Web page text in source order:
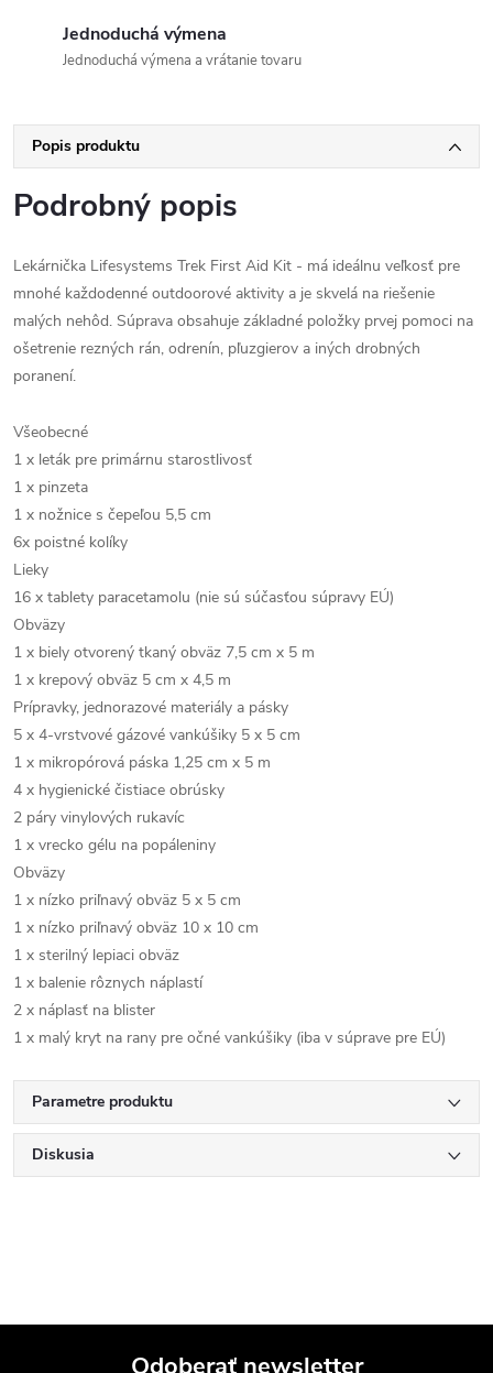
Jednoduchá výmena
Jednoduchá výmena a vrátanie tovaru
Popis produktu
Podrobný popis
Lekárnička Lifesystems Trek First Aid Kit - má ideálnu veľkosť pre
mnohé každodenné outdoorové aktivity a je skvelá na riešenie
malých nehôd. Súprava obsahuje základné položky prvej pomoci na
ošetrenie rezných rán, odrenín, pľuzgierov a iných drobných
poranení.
Všeobecné
1 x leták pre primárnu starostlivosť
1 x pinzeta
1 x nožnice s čepeľou 5,5 cm
6x poistné kolíky
Lieky
16 x tablety paracetamolu (nie sú súčasťou súpravy EÚ)
Obväzy
1 x biely otvorený tkaný obväz 7,5 cm x 5 m
1 x krepový obväz 5 cm x 4,5 m
Prípravky, jednorazové materiály a pásky
5 x 4-vrstvové gázové vankúšiky 5 x 5 cm
1 x mikropórová páska 1,25 cm x 5 m
4 x hygienické čistiace obrúsky
2 páry vinylových rukavíc
1 x vrecko gélu na popáleniny
Obväzy
1 x nízko priľnavý obväz 5 x 5 cm
1 x nízko priľnavý obväz 10 x 10 cm
1 x sterilný lepiaci obväz
1 x balenie rôznych náplastí
2 x náplasť na blister
1 x malý kryt na rany pre očné vankúšiky (iba v súprave pre EÚ)
Parametre produktu
Diskusia
Odoberať newsletter